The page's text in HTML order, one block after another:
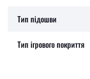
Тип підошви
Тип ігрового покриття